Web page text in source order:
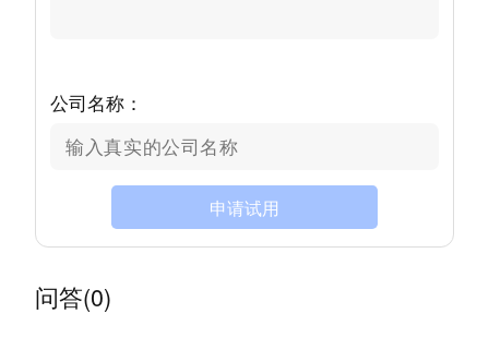
公司名称：
申请试用
问答(0)